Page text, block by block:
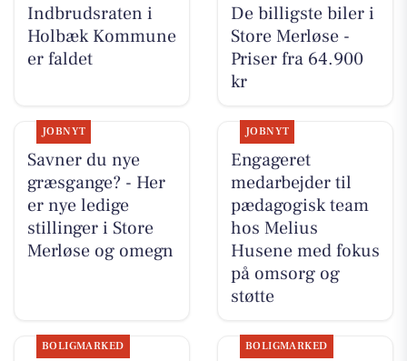
Indbrudsraten i
Holbæk Kommune
er faldet
De billigste biler i
Store Merløse -
Priser fra 64.900
kr
JOBNYT
Savner du nye
græsgange? - Her
er nye ledige
stillinger i Store
Merløse og omegn
JOBNYT
Engageret
medarbejder til
pædagogisk team
hos Melius
Husene med fokus
på omsorg og
støtte
BOLIGMARKED BOLIGMARKED